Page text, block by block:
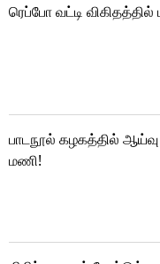
ரெப்போ வட்டி
பாடநூல் கழகத்தில்
மணி!